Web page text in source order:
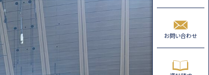
お問い合わせ